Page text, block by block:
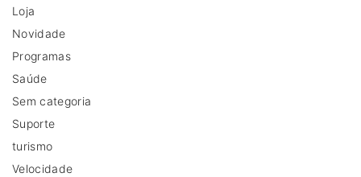
Loja
Novidade
Programas
Saúde
Sem categoria
Suporte
turismo
Velocidade